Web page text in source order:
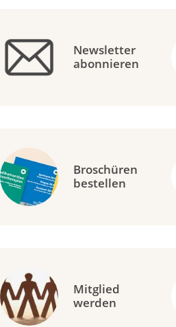
Newsletter
abonnieren
Broschüren
bestellen
Mitglied
werden